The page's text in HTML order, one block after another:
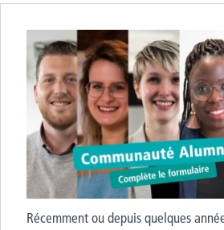
Récemment ou depuis quelques